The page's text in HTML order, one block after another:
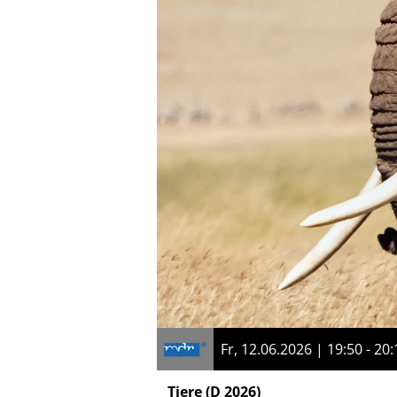
Fr, 12.06.2026 | 19:50 -
Tiere(D 2026)